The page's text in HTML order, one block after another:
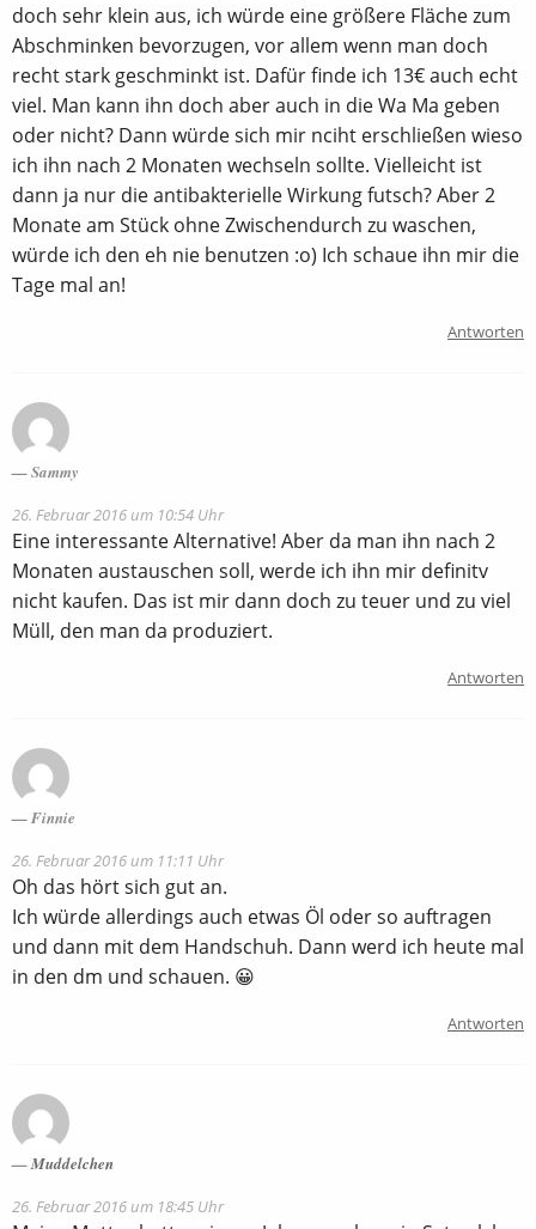
doch sehr klein aus, ich würde eine größere Fläche zum
Abschminken bevorzugen, vor allem wenn man doch
recht stark geschminkt ist. Dafür finde ich 13€ auch echt
viel. Man kann ihn doch aber auch in die Wa Ma geben
oder nicht? Dann würde sich mir nciht erschließen wieso
ich ihn nach 2 Monaten wechseln sollte. Vielleicht ist
dann ja nur die antibakterielle Wirkung futsch? Aber 2
Monate am Stück ohne Zwischendurch zu waschen,
würde ich den eh nie benutzen :o) Ich schaue ihn mir die
Tage mal an!
Antworten
Sammy
26. Februar 2016 um 10:54 Uhr
Eine interessante Alternative! Aber da man ihn nach 2
Monaten austauschen soll, werde ich ihn mir definitv
nicht kaufen. Das ist mir dann doch zu teuer und zu viel
Müll, den man da produziert.
Antworten
Finnie
26. Februar 2016 um 11:11 Uhr
Oh das hört sich gut an.
Ich würde allerdings auch etwas Öl oder so auftragen
und dann mit dem Handschuh. Dann werd ich heute mal
in den dm und schauen. 😀
Antworten
Muddelchen
26. Februar 2016 um 18:45 Uhr